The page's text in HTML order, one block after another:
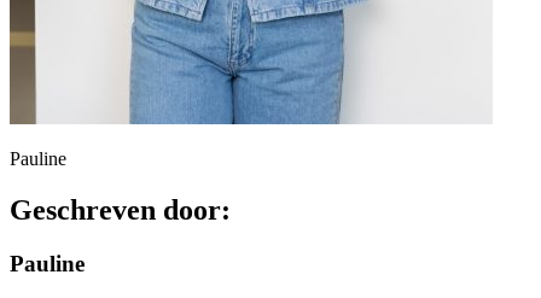
Pauline
Geschreven door:
Pauline